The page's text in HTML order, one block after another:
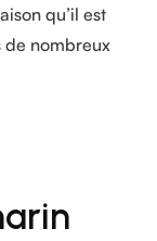
qu’il est
de nombreux